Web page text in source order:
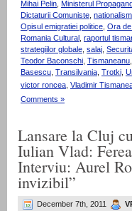
Mihai Pelin, Ministerul
Dictaturii Comuniste, nationalism
Opisul emigratiei politice, Ora
Romania Cultural , raportul
strategiilor globale, salaj,
Teodor Baconschi, Tismaneanu,
Basescu, Transilvania, Trotki,
victor roncea Vladimir
Comments »
Lansare la Cluj
Iulian Vlad:
Interviu: Aurel
invizibil”
December 7th, 2011